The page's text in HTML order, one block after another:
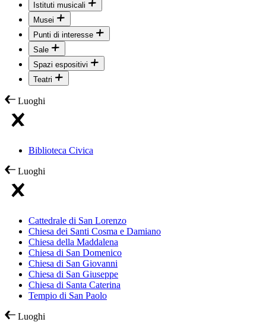
Istituti musicali
Musei
Punti di interesse
Sale
Spazi espositivi
Teatri
Luoghi
Biblioteca Civica
Luoghi
Cattedrale di San Lorenzo
Chiesa dei Santi Cosma e Damiano
Chiesa della Maddalena
Chiesa di San Domenico
Chiesa di San Giovanni
Chiesa di San Giuseppe
Chiesa di Santa Caterina
Tempio di San Paolo
Luoghi